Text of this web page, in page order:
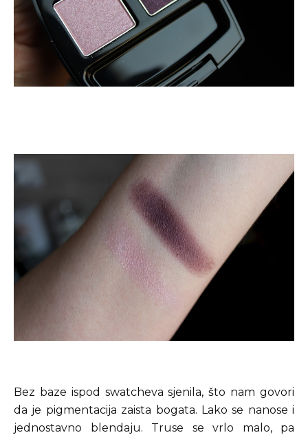
Bez baze ispod swatcheva sjenila, što nam govori
da je pigmentacija zaista bogata. Lako se nanose i
jednostavno blendaju. Truse se vrlo malo, pa